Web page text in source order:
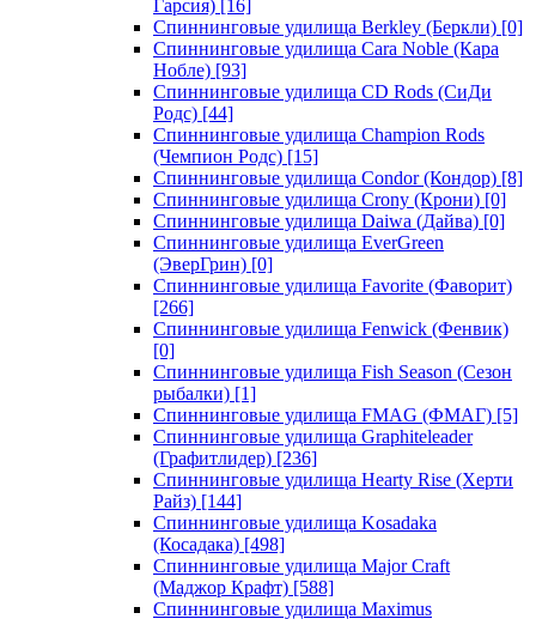
Гарсия) [16]
Спиннинговые удилища Berkley (Беркли) [0]
Спиннинговые удилища Cara Noble (Кара
Нобле) [93]
Спиннинговые удилища CD Rods (СиДи
Родс) [44]
Спиннинговые удилища Champion Rods
(Чемпион Родс) [15]
Спиннинговые удилища Condor (Кондор) [8]
Спиннинговые удилища Crony (Крони) [0]
Спиннинговые удилища Daiwa (Дайва) [0]
Спиннинговые удилища EverGreen
(ЭверГрин) [0]
Спиннинговые удилища Favorite (Фаворит)
[266]
Спиннинговые удилища Fenwick (Фенвик)
[0]
Спиннинговые удилища Fish Season (Сезон
рыбалки) [1]
Спиннинговые удилища FMAG (ФМАГ) [5]
Спиннинговые удилища Graphiteleader
(Графитлидер) [236]
Спиннинговые удилища Hearty Rise (Херти
Райз) [144]
Спиннинговые удилища Kosadaka
(Косадака) [498]
Спиннинговые удилища Major Craft
(Маджор Крафт) [588]
Спиннинговые удилища Maximus